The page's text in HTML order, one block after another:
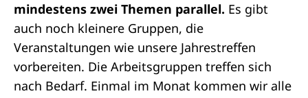
mindestens zwei Themen parallel. Es gibt
auch noch kleinere Gruppen, die
Veranstaltungen wie unsere Jahrestreffen
vorbereiten. Die Arbeitsgruppen treffen sich
nach Bedarf. Einmal im Monat kommen wir alle